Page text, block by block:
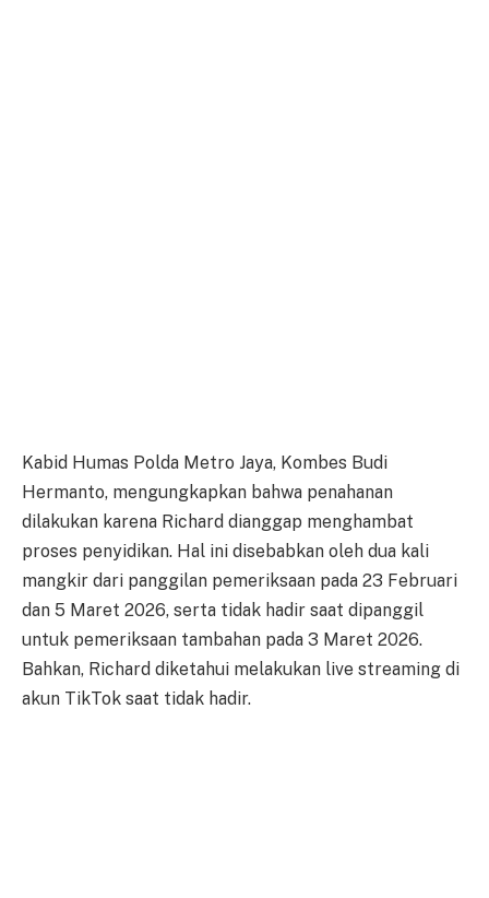
Kabid Humas Polda Metro Jaya, Kombes Budi
Hermanto, mengungkapkan bahwa penahanan
dilakukan karena Richard dianggap menghambat
proses penyidikan. Hal ini disebabkan oleh dua kali
mangkir dari panggilan pemeriksaan pada 23 Februari
dan 5 Maret 2026, serta tidak hadir saat dipanggil
untuk pemeriksaan tambahan pada 3 Maret 2026.
Bahkan, Richard diketahui melakukan live streaming di
akun TikTok saat tidak hadir.